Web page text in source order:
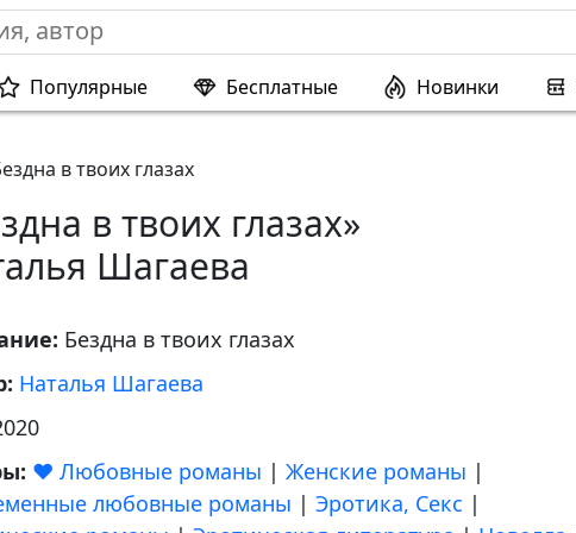
Популярные Бесплатные Новинки
в твоих глазах
в твоих глазах»
Шагаева
Бездна в твоих глазах
Наталья Шагаева
❤️ Любовные романы | Женские романы |
любовные романы | Эротика, Секс |